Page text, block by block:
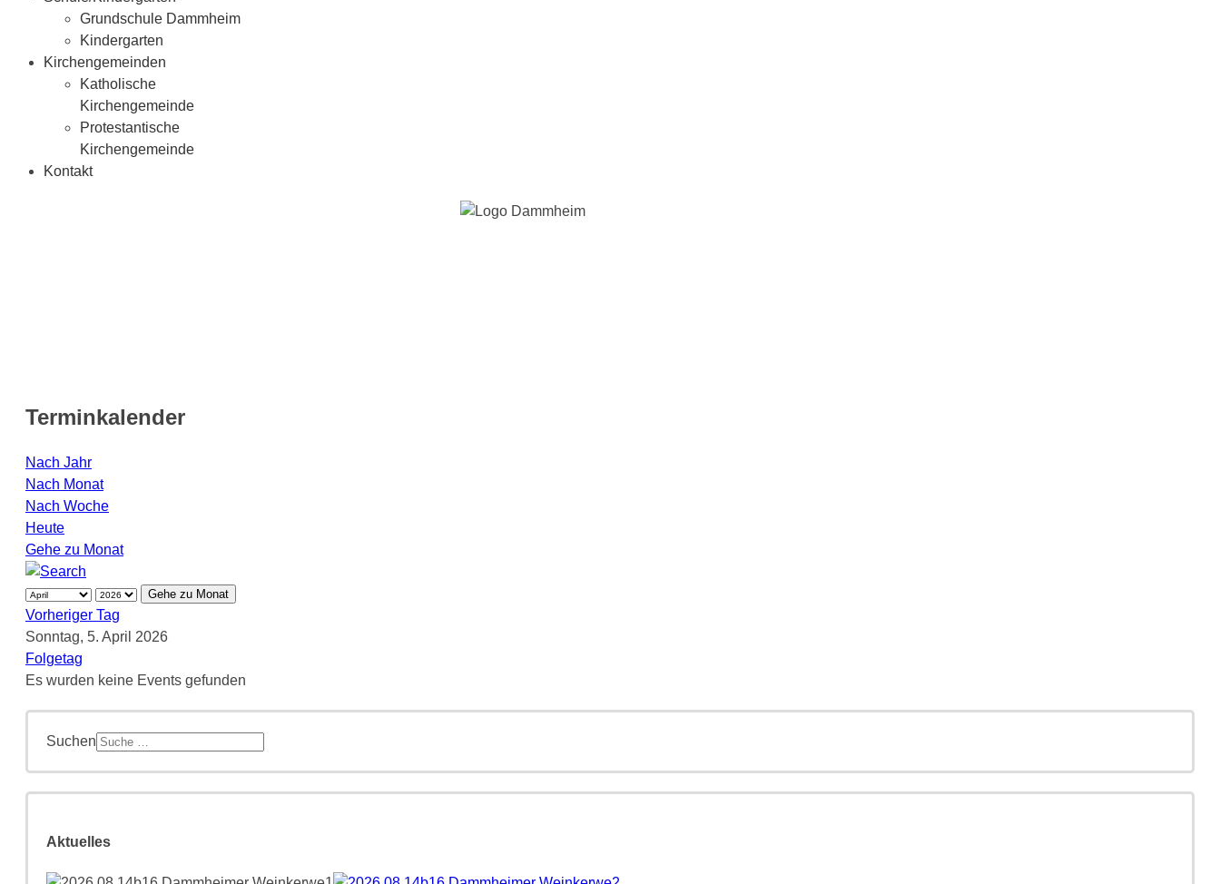
Grundschule Dammheim
Kindergarten
Kirchengemeinden
Katholische
Kirchengemeinde
Protestantische
Kirchengemeinde
Kontakt
Terminkalender
Nach Jahr
Nach Monat
Nach Woche
Heute
Gehe zu Monat
Gehe zu Monat
Vorheriger Tag
Sonntag, 5. April 2026
Folgetag
Es wurden keine Events gefunden
Suchen
Aktuelles